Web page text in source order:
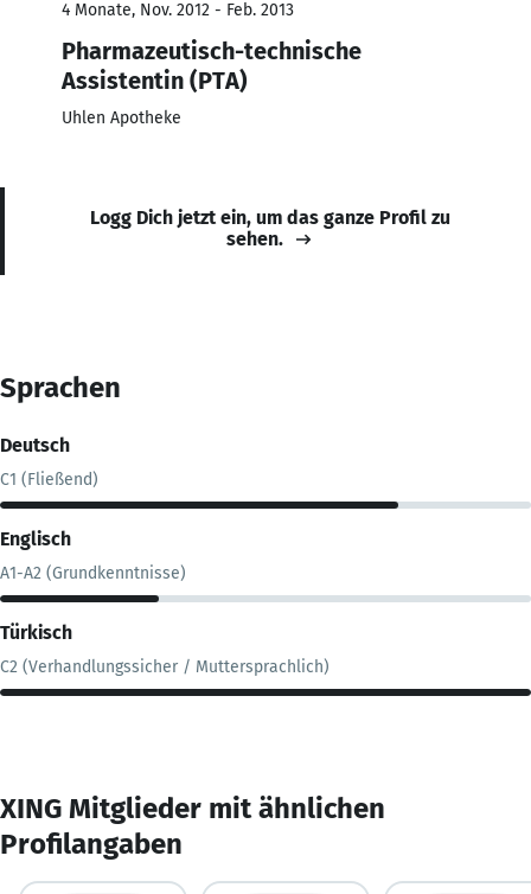
4 Monate, Nov. 2012 - Feb. 2013
Pharmazeutisch-technische
Assistentin (PTA)
Uhlen Apotheke
Logg Dich jetzt ein, um das ganze Profil zu
sehen.
Sprachen
Deutsch
C1 (Fließend)
Englisch
A1-A2 (Grundkenntnisse)
Türkisch
C2 (Verhandlungssicher / Muttersprachlich)
XING Mitglieder mit ähnlichen
Profilangaben